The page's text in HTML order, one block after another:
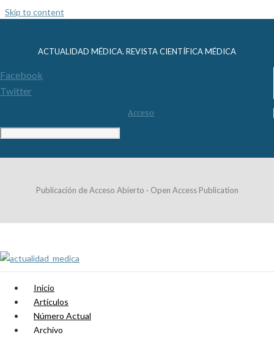
Skip to content
ACTUALIDAD MÉDICA. REVISTA CIENTÍFICA MÉDICA
Facebook
Twitter
Acceso
Publicación de Acceso Abierto · Open Access Publication
Inicio
Artículos
Número Actual
Archivo